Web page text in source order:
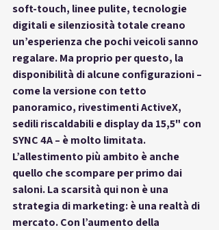
soft-touch, linee pulite, tecnologie
digitali e silenziosità totale creano
un’esperienza che pochi veicoli sanno
regalare. Ma proprio per questo, la
disponibilità di alcune configurazioni –
come la versione con tetto
panoramico, rivestimenti ActiveX,
sedili riscaldabili e display da 15,5" con
SYNC 4A – è molto limitata.
L’allestimento più ambito è anche
quello che scompare per primo dai
saloni. La scarsità qui non è una
strategia di marketing: è una realtà di
mercato. Con l’aumento della